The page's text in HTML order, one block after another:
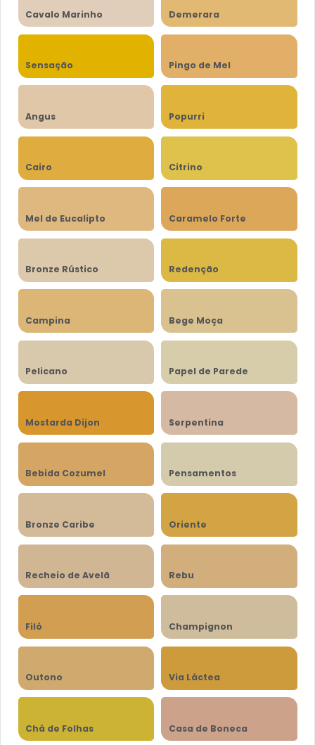
Cavalo Marinho Demerara
Sensação Pingo de Mel
Angus Popurri
Cairo Citrino
Mel de Eucalipto Caramelo Forte
Bronze Rústico Redenção
Campina Bege Moça
Pelicano Papel de Parede
Mostarda Dijon Serpentina
Bebida Cozumel Pensamentos
Bronze Caribe Oriente
Recheio de Avelã Rebu
Filó Champignon
Outono Via Láctea
Chá de Folhas Casa de Boneca